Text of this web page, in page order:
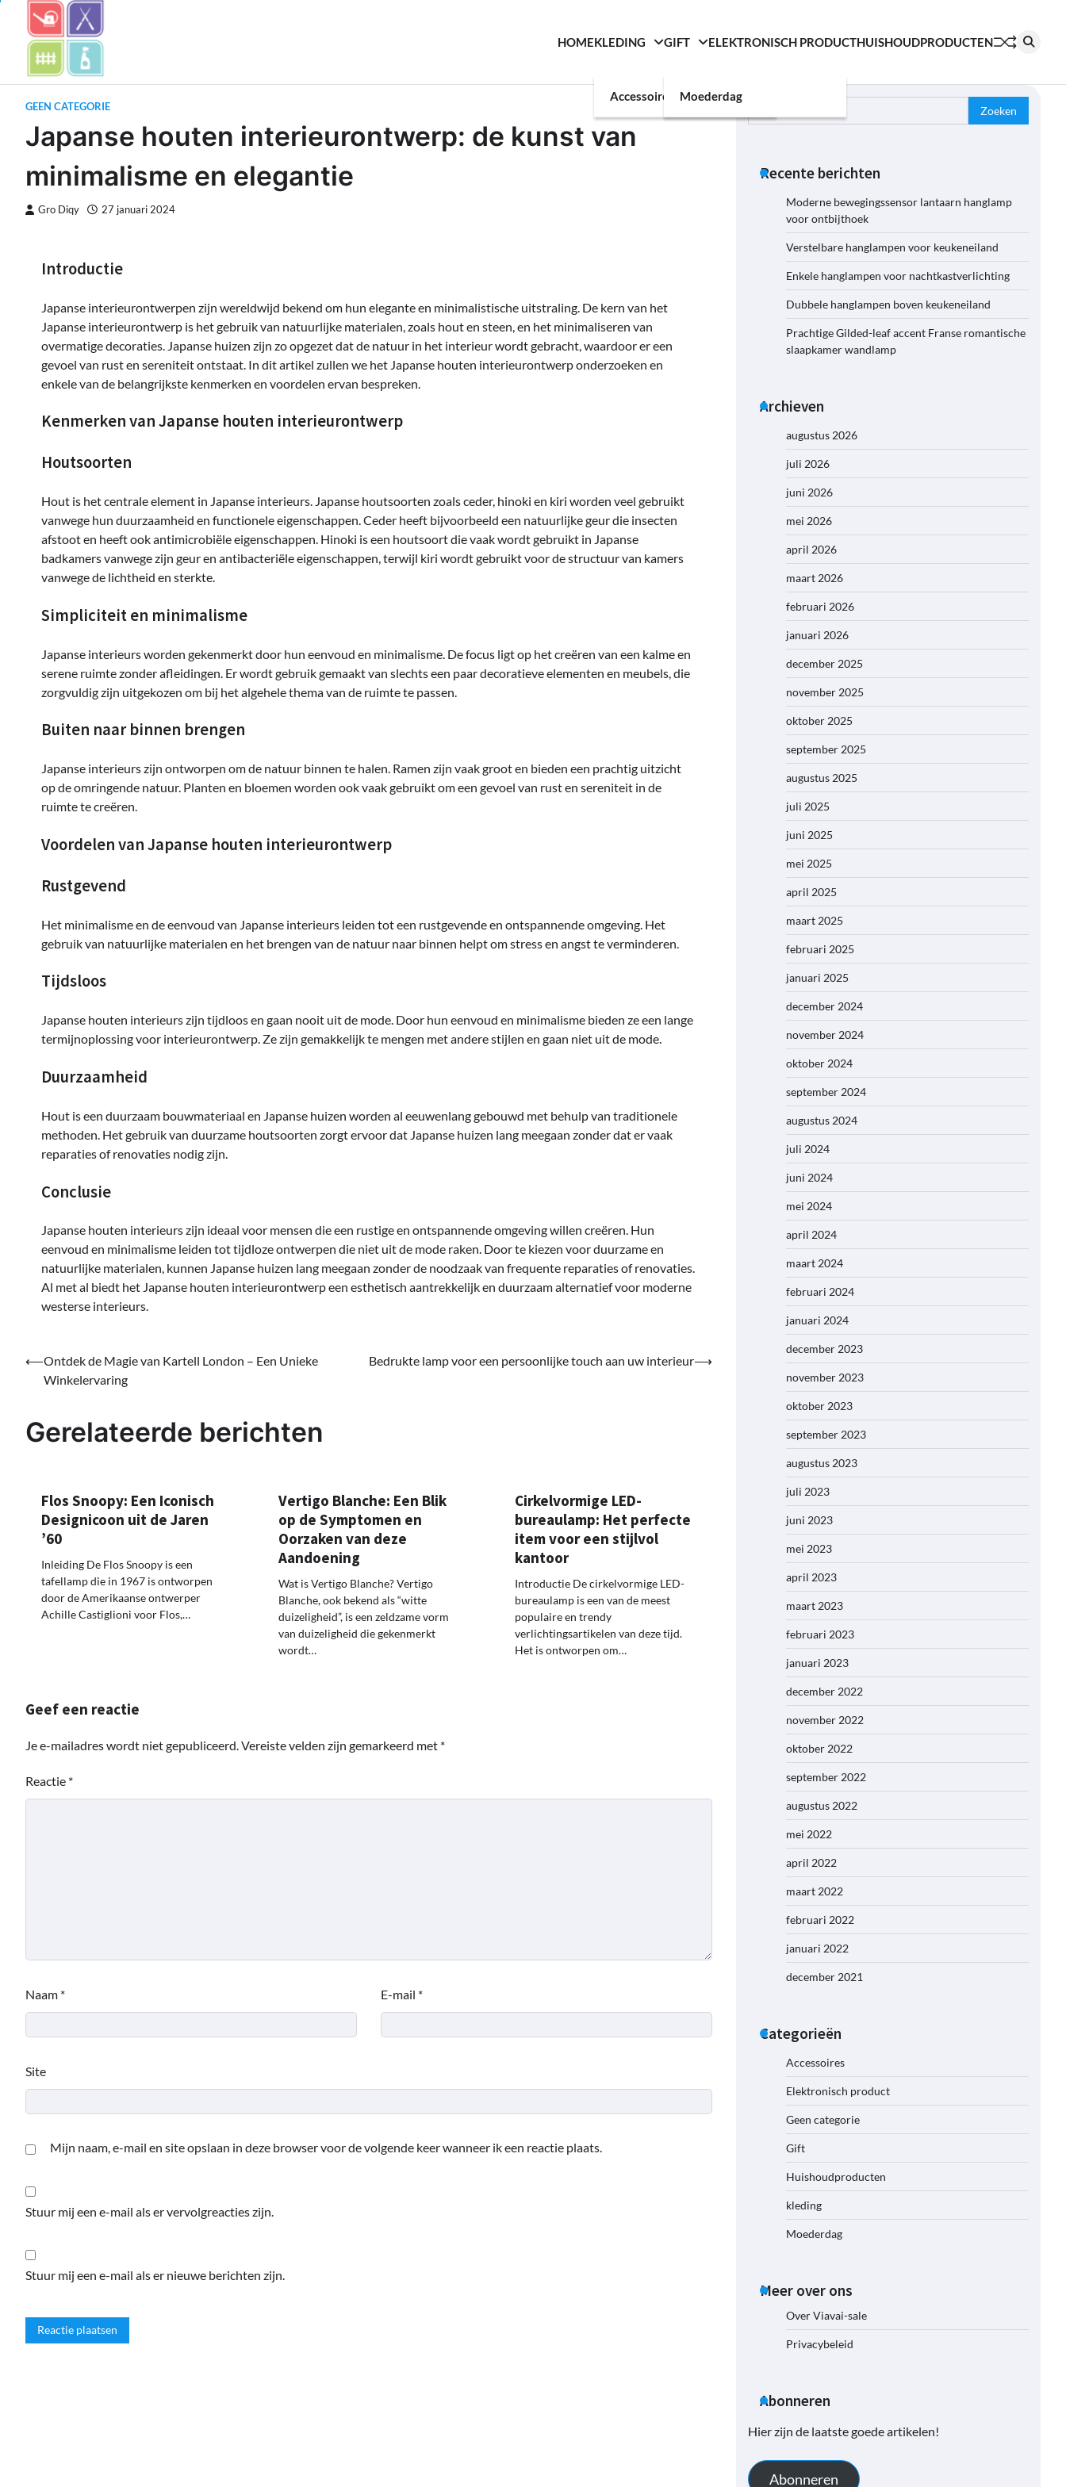
content
HOMEKLEDING
Accessoires
GIFT
Moederdag
ELEKTRONISCH PRODUCTHUISHOUDPRODUCTEN
GEEN CATEGORIE
Japanse houten interieurontwerp: de kunst van
minimalisme en elegantie
Gro Diqy 27 januari 2024
Introductie
Japanse interieurontwerpen zijn wereldwijd bekend om hun elegante en minimalistische uitstraling. De kern van het
Japanse interieurontwerp is het gebruik van natuurlijke materialen, zoals hout en steen, en het minimaliseren van
overmatige decoraties. Japanse huizen zijn zo opgezet dat de natuur in het interieur wordt gebracht, waardoor er een
gevoel van rust en sereniteit ontstaat. In dit artikel zullen we het Japanse houten interieurontwerp onderzoeken en
enkele van de belangrijkste kenmerken en voordelen ervan bespreken.
Kenmerken van Japanse houten interieurontwerp
Houtsoorten
Hout is het centrale element in Japanse interieurs. Japanse houtsoorten zoals ceder, hinoki en kiri worden veel gebruikt
vanwege hun duurzaamheid en functionele eigenschappen. Ceder heeft bijvoorbeeld een natuurlijke geur die insecten
afstoot en heeft ook antimicrobiële eigenschappen. Hinoki is een houtsoort die vaak wordt gebruikt in Japanse
badkamers vanwege zijn geur en antibacteriële eigenschappen, terwijl kiri wordt gebruikt voor de structuur van kamers
vanwege de lichtheid en sterkte.
Simpliciteit en minimalisme
Japanse interieurs worden gekenmerkt door hun eenvoud en minimalisme. De focus ligt op het creëren van een kalme en
serene ruimte zonder afleidingen. Er wordt gebruik gemaakt van slechts een paar decoratieve elementen en meubels, die
zorgvuldig zijn uitgekozen om bij het algehele thema van de ruimte te passen.
Buiten naar binnen brengen
Japanse interieurs zijn ontworpen om de natuur binnen te halen. Ramen zijn vaak groot en bieden een prachtig uitzicht
op de omringende natuur. Planten en bloemen worden ook vaak gebruikt om een gevoel van rust en sereniteit in de
ruimte te creëren.
Voordelen van Japanse houten interieurontwerp
Rustgevend
Het minimalisme en de eenvoud van Japanse interieurs leiden tot een rustgevende en ontspannende omgeving. Het
gebruik van natuurlijke materialen en het brengen van de natuur naar binnen helpt om stress en angst te verminderen.
Tijdsloos
Japanse houten interieurs zijn tijdloos en gaan nooit uit de mode. Door hun eenvoud en minimalisme bieden ze een lange
termijnoplossing voor interieurontwerp. Ze zijn gemakkelijk te mengen met andere stijlen en gaan niet uit de mode.
Duurzaamheid
Hout is een duurzaam bouwmateriaal en Japanse huizen worden al eeuwenlang gebouwd met behulp van traditionele
methoden. Het gebruik van duurzame houtsoorten zorgt ervoor dat Japanse huizen lang meegaan zonder dat er vaak
reparaties of renovaties nodig zijn.
Conclusie
Japanse houten interieurs zijn ideaal voor mensen die een rustige en ontspannende omgeving willen creëren. Hun
eenvoud en minimalisme leiden tot tijdloze ontwerpen die niet uit de mode raken. Door te kiezen voor duurzame en
natuurlijke materialen, kunnen Japanse huizen lang meegaan zonder de noodzaak van frequente reparaties of renovaties.
Al met al biedt het Japanse houten interieurontwerp een esthetisch aantrekkelijk en duurzaam alternatief voor moderne
westerse interieurs.
Bericht
navigatie
⟵Ontdek de Magie van Kartell London – Een Unieke
Winkelervaring
Bedrukte lamp voor een persoonlijke touch aan uw interieur⟶
Gerelateerde berichten
Flos Snoopy: Een Iconisch
Designicoon uit de Jaren
’60
Inleiding De Flos Snoopy is een
tafellamp die in 1967 is ontworpen
door de Amerikaanse ontwerper
Achille Castiglioni voor Flos,…
Vertigo Blanche: Een Blik
op de Symptomen en
Oorzaken van deze
Aandoening
Wat is Vertigo Blanche? Vertigo
Blanche, ook bekend als “witte
duizeligheid”, is een zeldzame vorm
van duizeligheid die gekenmerkt
wordt…
Cirkelvormige LED-
bureaulamp: Het perfecte
item voor een stijlvol
kantoor
Introductie De cirkelvormige LED-
bureaulamp is een van de meest
populaire en trendy
verlichtingsartikelen van deze tijd.
Het is ontworpen om…
Geef een reactie
Je e-mailadres wordt niet gepubliceerd.Vereiste velden zijn gemarkeerd met *
Reactie *
Naam * E-mail *
Site
Mijn naam, e-mail en site opslaan in deze browser voor de volgende keer wanneer ik een reactie plaats.
Stuur mij een e-mail als er vervolgreacties zijn.
Stuur mij een e-mail als er nieuwe berichten zijn.
naar:
Recente berichten
Moderne bewegingssensor lantaarn hanglamp
voor ontbijthoek
Verstelbare hanglampen voor keukeneiland
Enkele hanglampen voor nachtkastverlichting
Dubbele hanglampen boven keukeneiland
Prachtige Gilded-leaf accent Franse romantische
slaapkamer wandlamp
Archieven
augustus 2026
juli 2026
juni 2026
mei 2026
april 2026
maart 2026
februari 2026
januari 2026
december 2025
november 2025
oktober 2025
september 2025
augustus 2025
juli 2025
juni 2025
mei 2025
april 2025
maart 2025
februari 2025
januari 2025
december 2024
november 2024
oktober 2024
september 2024
augustus 2024
juli 2024
juni 2024
mei 2024
april 2024
maart 2024
februari 2024
januari 2024
december 2023
november 2023
oktober 2023
september 2023
augustus 2023
juli 2023
juni 2023
mei 2023
april 2023
maart 2023
februari 2023
januari 2023
december 2022
november 2022
oktober 2022
september 2022
augustus 2022
mei 2022
april 2022
maart 2022
februari 2022
januari 2022
december 2021
Categorieën
Accessoires
Elektronisch product
Geen categorie
Gift
Huishoudproducten
kleding
Moederdag
Meer over ons
Over Viavai-sale
Privacybeleid
Abonneren
Hier zijn de laatste goede artikelen!
Abonneren